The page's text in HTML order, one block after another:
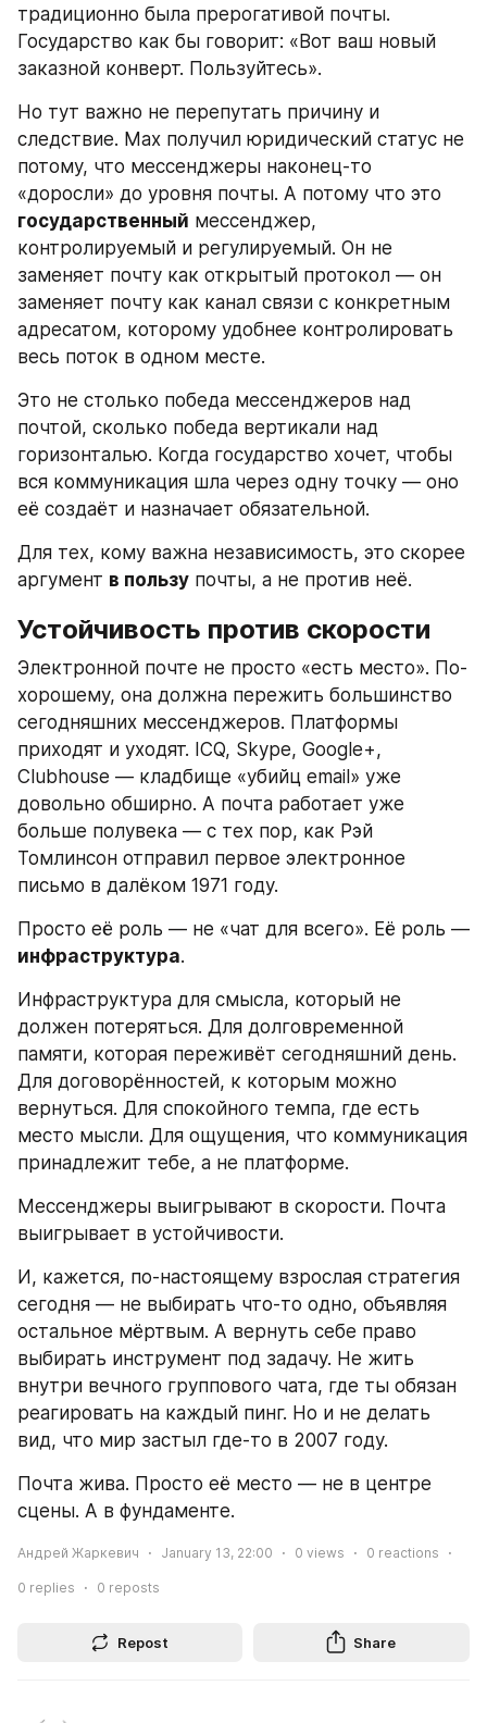
традиционно была прерогативой почты.
Государство как бы говорит: «Вот ваш новый
заказной конверт. Пользуйтесь».
Но тут важно не перепутать причину и
следствие. Max получил юридический статус не
потому, что мессенджеры наконец-то
государственный мессенджер,
контролируемый и регулируемый. Он не
заменяет почту как открытый протокол — он
заменяет почту как канал связи с конкретным
адресатом, которому удобнее контролировать
весь поток в одном месте.
Это не столько победа мессенджеров над
почтой, сколько победа вертикали над
горизонталью. Когда государство хочет, чтобы
вся коммуникация шла через одну точку — оно
её создаёт и назначает обязательной.
Для тех, кому важна независимость, это скорее
аргумент в пользу почты, а не против неё.
Устойчивость против скорости
Электронной почте не просто «есть место». По-
хорошему, она должна пережить большинство
сегодняшних мессенджеров. Платформы
приходят и уходят. ICQ, Skype, Google+,
Clubhouse — кладбище «убийц email» уже
довольно обширно. А почта работает уже
больше полувека — с тех пор, как Рэй
Томлинсон отправил первое электронное
письмо в далёком 1971 году.
инфраструктура.
Инфраструктура для смысла, который не
должен потеряться. Для долговременной
памяти, которая переживёт сегодняшний день.
Для договорённостей, к которым можно
вернуться. Для спокойного темпа, где есть
место мысли. Для ощущения, что коммуникация
принадлежит тебе, а не платформе.
Мессенджеры выигрывают в скорости. Почта
выигрывает в устойчивости.
И, кажется, по-настоящему взрослая стратегия
сегодня — не выбирать что-то одно, объявляя
остальное мёртвым. А вернуть себе право
выбирать инструмент под задачу. Не жить
внутри вечного группового чата, где ты обязан
реагировать на каждый пинг. Но и не делать
вид, что мир застыл где-то в 2007 году.
Почта жива. Просто её место — не в центре
сцены. А в фундаменте.
Андрей Жаркевич January 13, 22:00 0 views 0 reactions
0 replies 0 reposts
Repost Share